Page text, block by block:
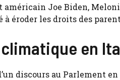
Joe Biden,
éroder les droits des
en
discours au Parlement